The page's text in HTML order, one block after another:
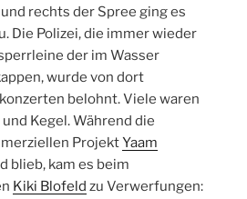
rechts der Spree ging es
Die Polizei, die immer wieder
der im Wasser
wurde von dort
belohnt. Viele waren
Kegel. Während die
ProjektYaam
blieb, kam es beim
Kiki Blofeld zu Verwerfungen: